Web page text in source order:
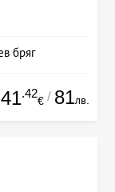
бряг
41.42
€ / 81лв.